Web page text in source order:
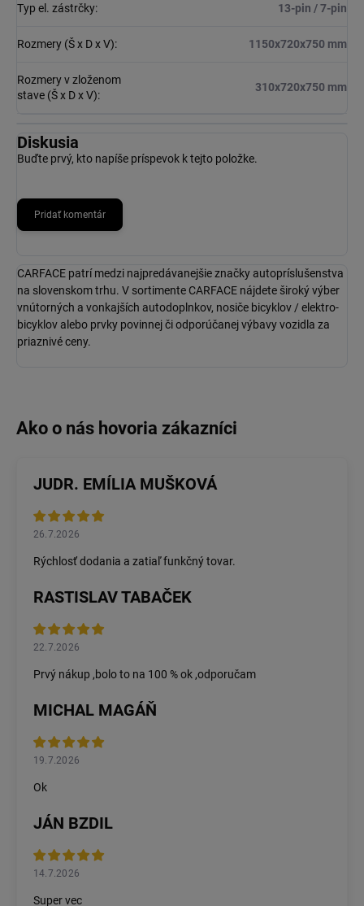
Typ el. zástrčky: 13-pin / 7-pin
Rozmery (Š x D x V): 1150x720x750 mm
Rozmery v zloženom
stave (Š x D x V):
310x720x750 mm
Diskusia
Buďte prvý, kto napíše príspevok k tejto položke.
Pridať komentár
CARFACE patrí medzi najpredávanejšie značky autopríslušenstva
na slovenskom trhu. V sortimente CARFACE nájdete široký výber
vnútorných a vonkajších autodoplnkov, nosiče bicyklov / elektro-
bicyklov alebo prvky povinnej či odporúčanej výbavy vozidla za
priaznivé ceny.
JUDR. EMÍLIA MUŠKOVÁ
26.7.2026
Rýchlosť dodania a zatiaľ funkčný tovar.
RASTISLAV TABAČEK
22.7.2026
Prvý nákup ,bolo to na 100 % ok ,odporučam
MICHAL MAGÁŇ
19.7.2026
Ok
JÁN BZDIL
14.7.2026
Super vec